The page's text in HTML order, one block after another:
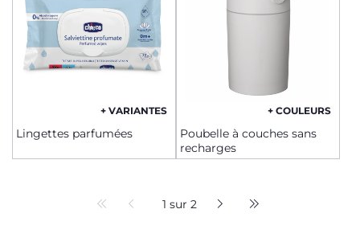
+ VARIANTES
Lingettes parfumées
+ COULEURS
Poubelle à couches sans
recharges
1 sur 2